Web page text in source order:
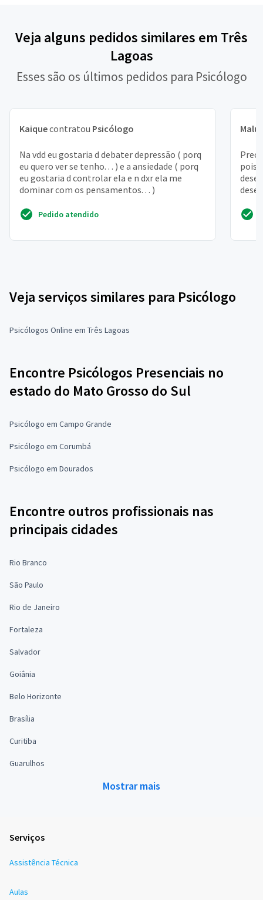
Veja alguns pedidos similares em Três
Lagoas
Esses são os últimos pedidos para Psicólogo
Kaiquecontratou Psicólogo
Na vdd eu gostaria d debater depressão ( porq
eu quero ver se tenho. . . ) e a ansiedade ( porq
eu gostaria d controlar ela e n dxr ela me
dominar com os pensamentos. . . )
Pedido atendido
Malu
pois
Veja serviços similares para Psicólogo
Psicólogos Online em Três Lagoas
Encontre Psicólogos Presenciais no
estado do Mato Grosso do Sul
Psicólogo em Campo Grande
Psicólogo em Corumbá
Psicólogo em Dourados
Encontre outros profissionais nas
principais cidades
Rio Branco
São Paulo
Rio de Janeiro
Fortaleza
Salvador
Goiânia
Belo Horizonte
Brasília
Curitiba
Guarulhos
Mostrar mais
Serviços
Assistência Técnica
Aulas